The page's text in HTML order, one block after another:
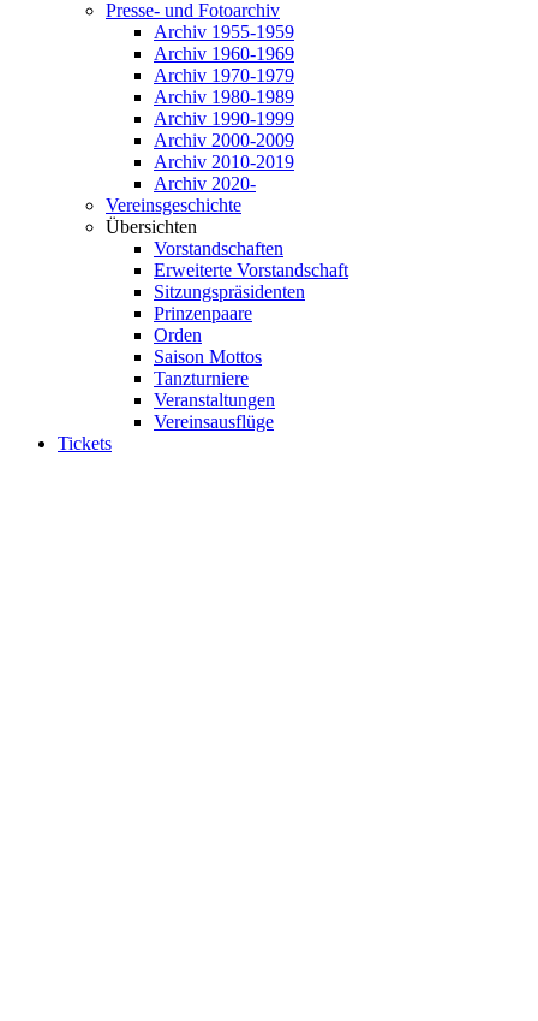
Presse- und Fotoarchiv
Archiv 1955-1959
Archiv 1960-1969
Archiv 1970-1979
Archiv 1980-1989
Archiv 1990-1999
Archiv 2000-2009
Archiv 2010-2019
Archiv 2020-
Vereinsgeschichte
Übersichten
Vorstandschaften
Erweiterte Vorstandschaft
Sitzungspräsidenten
Prinzenpaare
Orden
Saison Mottos
Tanzturniere
Veranstaltungen
Vereinsausflüge
Tickets